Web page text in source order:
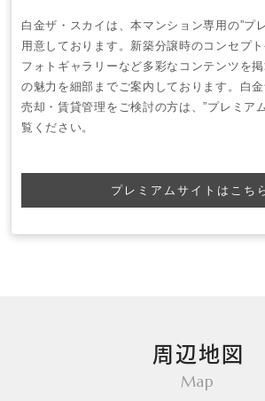
白金ザ・スカイ は、本マンション専用の”プ
用意しております。 新築分譲時のコンセプ
フォトギャラリーなど多彩なコンテンツを
の魅力を細部までご案内しております。 白
売却・賃貸管理をご検討の方は、”プレミア
覧ください。
プレミアムサイトはこち
周辺地図
Map